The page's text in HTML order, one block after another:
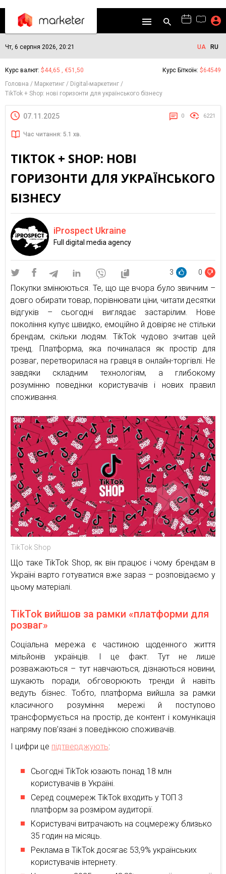
Чт, 6 серпня 2026, 20:21 UA RU
Курс валют: $44,65 , €51,50 Курс Біткоїн: $64549
Головна
Маркетинг
Digital-маркетинг
TikTok + Shop: нові горизонти для українського бізнесу
07.11.2025 0 6221
Час читання: 5.1 хв.
TIKTOK + SHOP: НОВІ
ГОРИЗОНТИ ДЛЯ УКРАЇНСЬКОГО
БІЗНЕСУ
iProspect Ukraine
Full digital media agency
3 0
Покупки змінюються. Те, що ще вчора було звичним –
довго обирати товар, порівнювати ціни, читати десятки
відгуків – сьогодні виглядає застарілим. Нове
покоління купує швидко, емоційно й довіряє не стільки
брендам, скільки людям. TikTok чудово зчитав цей
тренд. Платформа, яка починалася як простір для
розваг, перетворилася на гравця в онлайн-торгівлі. Не
завдяки складним технологіям, а глибокому
розумінню поведінки користувачів і нових правил
споживання.
TikTok Shop
Що таке TikTok Shop, як він працює і чому брендам в
Україні варто готуватися вже зараз – розповідаємо у
цьому матеріалі.
TikTok вийшов за рамки «платформи для
розваг»
Соціальна мережа є частиною щоденного життя
мільйонів українців. І це факт. Тут не лише
розважаються – тут навчаються, дізнаються новини,
шукають поради, обговорюють тренди й навіть
ведуть бізнес. Тобто, платформа вийшла за рамки
класичного розуміння мережі й поступово
трансформується на простір, де контент і комунікація
напряму пов’язані з поведінкою споживачів.
І цифри це підтверджують:
Сьогодні TikTok юзають понад 18 млн
користувачів в Україні.
Серед соцмереж TikTok входить у ТОП 3
платформ за розміром аудиторії.
Користувачі витрачають на соцмережу близько
35 годин на місяць.
Реклама в TikTok досягає 53,9% українських
користувачів інтернету.